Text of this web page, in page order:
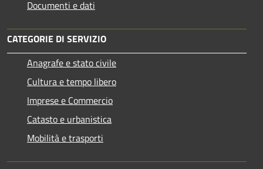
Documenti e dati
CATEGORIE DI SERVIZIO
Anagrafe e stato civile
Cultura e tempo libero
Imprese e Commercio
Catasto e urbanistica
Mobilità e trasporti